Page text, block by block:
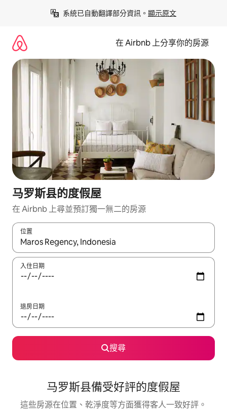
系統已自動翻譯部分資訊。 顯示原文
在 Airbnb 上分享你的房源
马罗斯县的度假屋
在 Airbnb 上尋並預訂獨一無二的房源
位置
如有搜尋結果，瀏覽內容時請使用上下箭頭，或輕點、滑動裝置。
入住日期
退房日期
搜尋
马罗斯县備受好評的度假屋
這些房源在位置、乾淨度等方面獲得客人一致好評。